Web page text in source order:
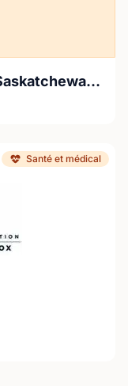
The MS Society of Canada - Saskatchewan Division
Santé et médical